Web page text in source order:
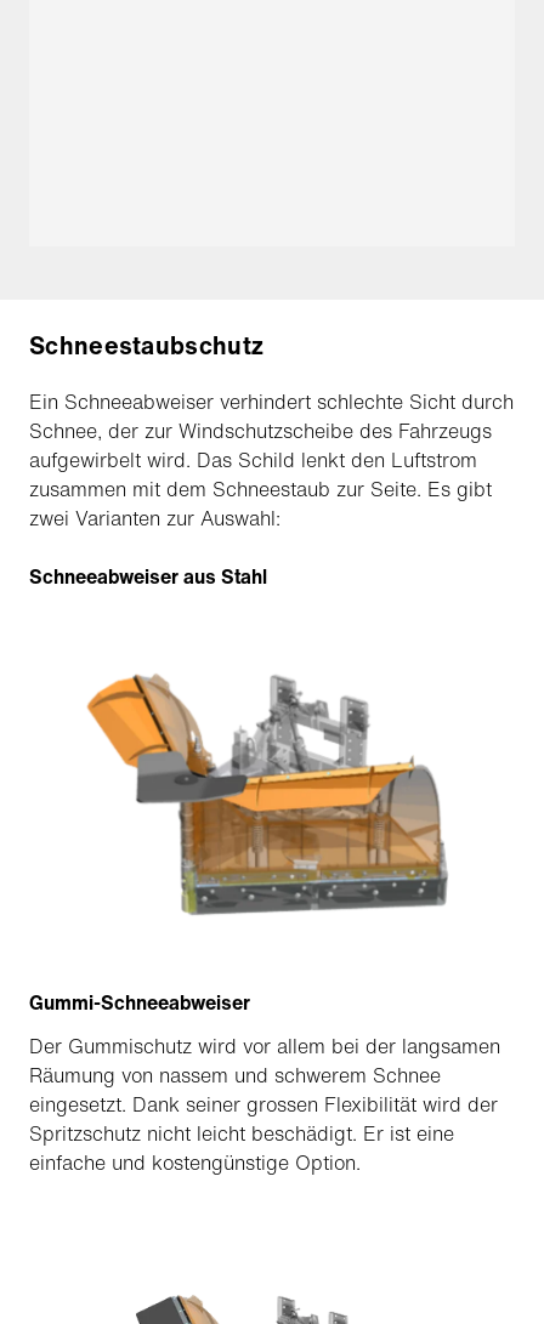
Schneestaubschutz
Ein Schneeabweiser verhindert schlechte Sicht durch
Schnee, der zur Windschutzscheibe des Fahrzeugs
aufgewirbelt wird. Das Schild lenkt den Luftstrom
zusammen mit dem Schneestaub zur Seite. Es gibt
zwei Varianten zur Auswahl:
Schneeabweiser aus Stahl
Gummi-Schneeabweiser
Der Gummischutz wird vor allem bei der langsamen
Räumung von nassem und schwerem Schnee
eingesetzt. Dank seiner grossen Flexibilität wird der
Spritzschutz nicht leicht beschädigt. Er ist eine
einfache und kostengünstige Option.